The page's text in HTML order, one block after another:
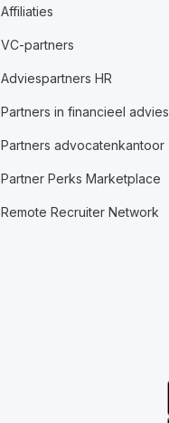
Affiliaties
VC-partners
Adviespartners HR
Partners in financieel advies
Partners advocatenkantoor
Partner Perks Marketplace
Remote Recruiter Network